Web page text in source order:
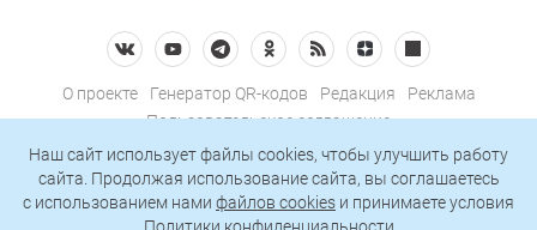
О проекте Генератор QR-кодов Редакция
Реклама
Пользовательское соглашение
Политика конфиденциальности
Подписаться на рассылку
Наш сайт использует файлы cookies, чтобы улучшить работу
сайта. Продолжая использование сайта, вы соглашаетесь
c использованием нами файлов cookies и принимаете условия